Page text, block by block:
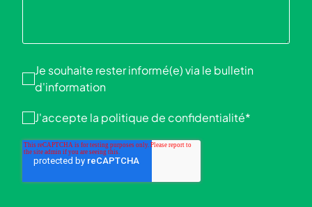
Je souhaite rester informé(e) via le bulletin
d'information
J'accepte la politique de confidentialité*